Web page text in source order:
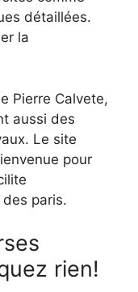
détaillées.
la
Pierre Calvete,
aussi des
Le site
pour
des paris.
rien!